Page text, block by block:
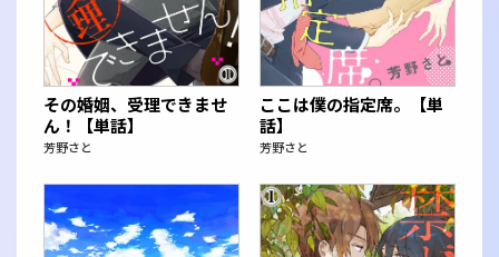
その婚姻、受理できませ
ん！【単話】
芳野さと
ここは僕の指定席。【単
話】
芳野さと